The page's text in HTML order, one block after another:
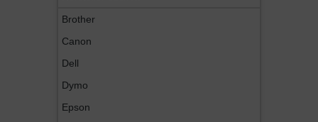
Brother
Canon
Dell
Dymo
Epson